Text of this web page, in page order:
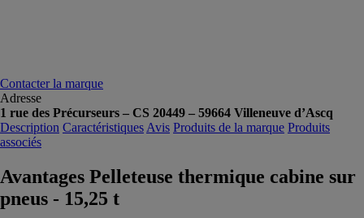
Contacter la marque
Adresse
1 rue des Précurseurs – CS 20449 – 59664 Villeneuve d’Ascq
Description Caractéristiques Avis Produits de la marque Produits
associés
Avantages Pelleteuse thermique cabine sur
pneus - 15,25 t